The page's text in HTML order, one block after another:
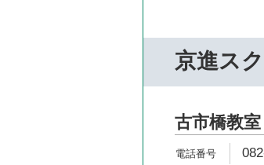
京進ス
古市橋教室